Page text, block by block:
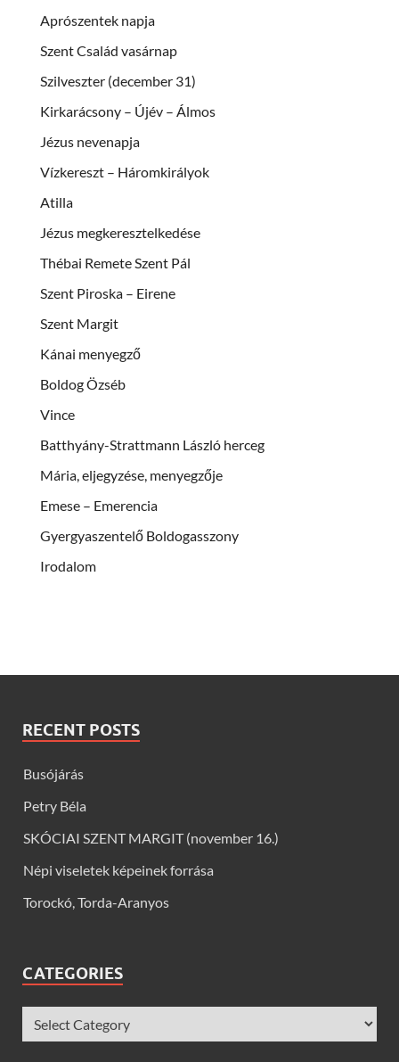
Aprószentek napja
Szent Család vasárnap
Szilveszter (december 31)
Kirkarácsony – Újév – Álmos
Jézus nevenapja
Vízkereszt – Háromkirályok
Atilla
Jézus megkeresztelkedése
Thébai Remete Szent Pál
Szent Piroska – Eirene
Szent Margit
Kánai menyegző
Boldog Özséb
Vince
Batthyány-Strattmann László herceg
Mária, eljegyzése, menyegzője
Emese – Emerencia
Gyergyaszentelő Boldogasszony
Irodalom
RECENT POSTS
Busójárás
Petry Béla
SKÓCIAI SZENT MARGIT (november 16.)
Népi viseletek képeinek forrása
Torockó, Torda-Aranyos
CATEGORIES